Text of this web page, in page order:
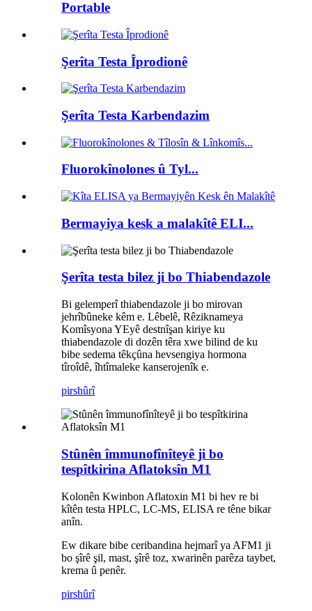
Portable
Şerîta Testa Îprodionê
Şerîta Testa Karbendazim
Fluorokînolones û Tyl...
Bermayiya kesk a malakîtê ELI...
Şerîta testa bilez ji bo Thiabendazole
Bi gelemperî thiabendazole ji bo mirovan
jehrîbûneke kêm e. Lêbelê, Rêziknameya
Komîsyona YEyê destnîşan kiriye ku
thiabendazole di dozên têra xwe bilind de ku
bibe sedema têkçûna hevsengiya hormona
tîroîdê, îhtîmaleke kanserojenîk e.
pirshûrî
Stûnên îmmunofînîteyê ji bo
tespîtkirina Aflatoksîn M1
Kolonên Kwinbon Aflatoxin M1 bi hev re bi
kîtên testa HPLC, LC-MS, ELISA re têne bikar
anîn.
Ew dikare bibe ceribandina hejmarî ya AFM1 ji
bo şîrê şil, mast, şîrê toz, xwarinên parêza taybet,
krema û penêr.
pirshûrî